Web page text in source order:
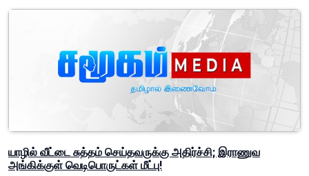
யாழில் வீட்டை சுத்தம் செய்தவருக்கு அதிர்ச்சி; இராணுவ
அங்கிக்குள் வெடிபொருட்கள் மீட்பு!